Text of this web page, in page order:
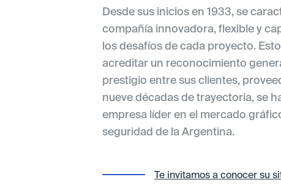
Desde sus inicios en 1933, se
compañía innovadora, flexible y
los desafíos de cada proyecto.
acreditar un reconocimiento
prestigio entre sus clientes,
nueve décadas de trayectoria, se
empresa líder en el mercado
seguridad de la Argentina.
Te invitamos a conocer su